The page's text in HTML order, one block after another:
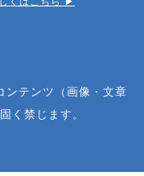
ンテンツ（画像・文章
く禁じます。